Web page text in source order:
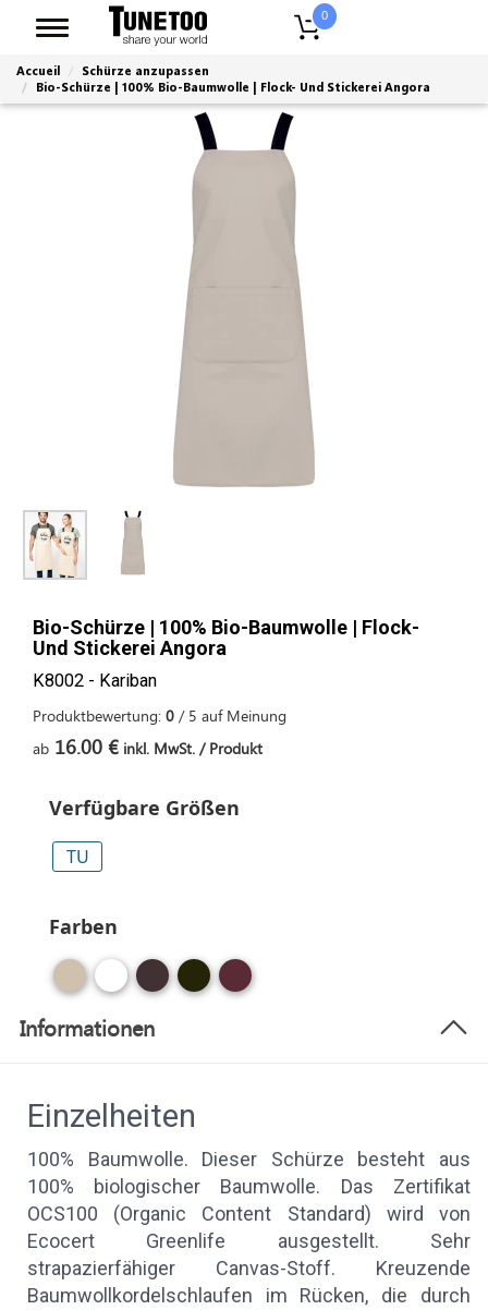
0
Accueil
Schürze anzupassen
Bio-Schürze | 100% Bio-Baumwolle | Flock- Und Stickerei Angora
Bio-Schürze | 100% Bio-Baumwolle | Flock-
Und Stickerei Angora
K8002 - Kariban
Produktbewertung: 0 / 5 auf Meinung
ab 16.00 € inkl. MwSt. / Produkt
Verfügbare Größen
TU
Farben
Informationen
Einzelheiten
100% Baumwolle. Dieser Schürze besteht aus
100% biologischer Baumwolle. Das Zertifikat
OCS100 (Organic Content Standard) wird von
Ecocert Greenlife ausgestellt. Sehr
strapazierfähiger Canvas-Stoff. Kreuzende
Baumwollkordelschlaufen im Rücken, die durch